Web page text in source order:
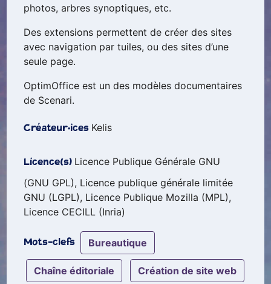
photos, arbres synoptiques, etc.
Des extensions permettent de créer des sites
avec navigation par tuiles, ou des sites d’une
seule page.
OptimOffice est un des modèles documentaires
de Scenari.
Créateur·ices Kelis
Licence(s) Licence Publique Générale GNU
(GNU GPL), Licence publique générale limitée
GNU (LGPL), Licence Publique Mozilla (MPL),
Licence CECILL (Inria)
Mots-clefs bureautique
chaîne éditoriale création de site web